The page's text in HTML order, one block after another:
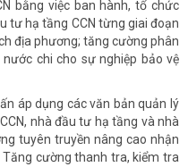
bằng việc ban hành, tổ chức
tư hạ tầng CCN từng giai đoạn
địa phương; tăng cường phân
chi cho sự nghiệp bảo vệ
áp dụng các văn bản quản lý
nhà đầu tư hạ tầng và nhà
tuyên truyền nâng cao nhận
cường thanh tra, kiểm tra